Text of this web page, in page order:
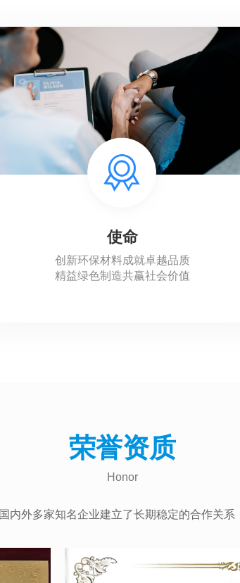
使命
创新环保材料成就卓越品质
精益绿色制造共赢社会价值
外多家知名企业建立了长期稳定的合作关系
荣誉资质
Honor